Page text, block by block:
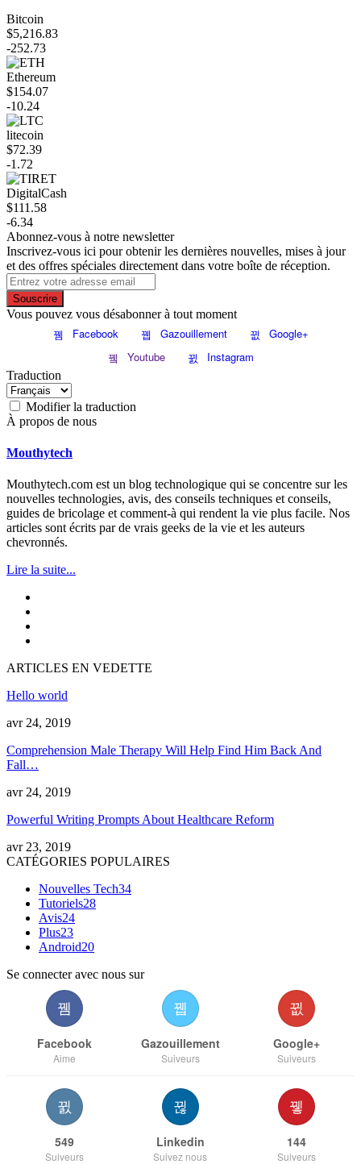
Bitcoin
$5,216.83
-252.73
Ethereum
$154.07
-10.24
litecoin
$72.39
-1.72
DigitalCash
$111.58
-6.34
Abonnez-vous à notre newsletter
Inscrivez-vous ici pour obtenir les dernières nouvelles, mises à jour
et des offres spéciales directement dans votre boîte de réception.
Souscrire
Vous pouvez vous désabonner à tout moment
Facebook Gazouillement
Google+
Youtube
Instagram
Traduction
Modifier la traduction
À propos de nous
Mouthytech
Mouthytech.com est un blog technologique qui se concentre sur les
nouvelles technologies, avis, des conseils techniques et conseils,
guides de bricolage et comment-à qui rendent la vie plus facile. Nos
articles sont écrits par de vrais geeks de la vie et les auteurs
chevronnés.
Lire la suite...
ARTICLES EN VEDETTE
Hello world
avr 24, 2019
Comprehension Male Therapy Will Help Find Him Back And
Fall…
avr 24, 2019
Powerful Writing Prompts About Healthcare Reform
avr 23, 2019
CATÉGORIES POPULAIRES
Nouvelles Tech34
Tutoriels28
Avis24
Plus23
Android20
Se connecter avec nous sur
Facebook
Aime
Gazouillement
Suiveurs
Google+
Suiveurs
549
Suiveurs
Linkedin
Suivez nous
144
Suiveurs